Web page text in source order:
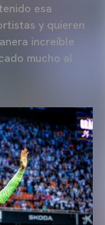
esa
y quieren
increíble
mucho al